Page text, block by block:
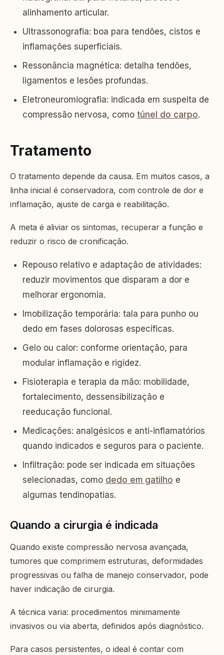
alinhamento articular.
Ultrassonografia: boa para tendões, cistos e
inflamações superficiais.
Ressonância magnética: detalha tendões,
ligamentos e lesões profundas.
Eletroneuromiografia: indicada em suspeita de
compressão nervosa, como túnel do carpo.
Tratamento
O tratamento depende da causa. Em muitos casos, a
linha inicial é conservadora, com controle de dor e
inflamação, ajuste de carga e reabilitação.
A meta é aliviar os sintomas, recuperar a função e
reduzir o risco de cronificação.
Repouso relativo e adaptação de atividades:
reduzir movimentos que disparam a dor e
melhorar ergonomia.
Imobilização temporária: tala para punho ou
dedo em fases dolorosas específicas.
Gelo ou calor: conforme orientação, para
modular inflamação e rigidez.
Fisioterapia e terapia da mão: mobilidade,
fortalecimento, dessensibilização e
reeducação funcional.
Medicações: analgésicos e anti-inflamatórios
quando indicados e seguros para o paciente.
Infiltração: pode ser indicada em situações
selecionadas, como dedo em gatilho e
algumas tendinopatias.
Quando a cirurgia é indicada
Quando existe compressão nervosa avançada,
tumores que comprimem estruturas, deformidades
progressivas ou falha de manejo conservador, pode
haver indicação de cirurgia.
A técnica varia: procedimentos minimamente
invasivos ou via aberta, definidos após diagnóstico.
Para casos persistentes, o ideal é contar com